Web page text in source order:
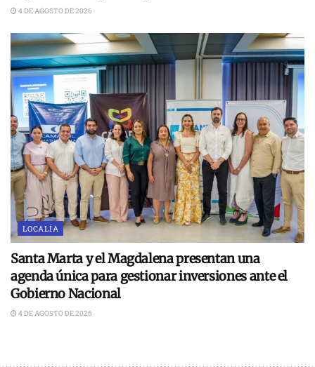
4 DE AGOSTO DE 2026
LOCALÍA
Santa Marta y el Magdalena presentan una
agenda única para gestionar inversiones ante el
Gobierno Nacional
4 DE AGOSTO DE 2026